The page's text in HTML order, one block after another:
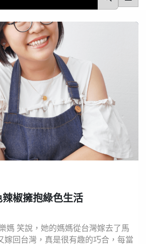
椒擁抱綠色生活
媽 笑說，她的媽媽從台灣嫁去了馬
嫁回台灣，真是很有趣的巧合，每當